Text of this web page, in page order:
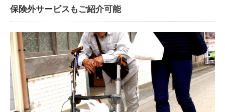
保険外サービスもご紹介可能